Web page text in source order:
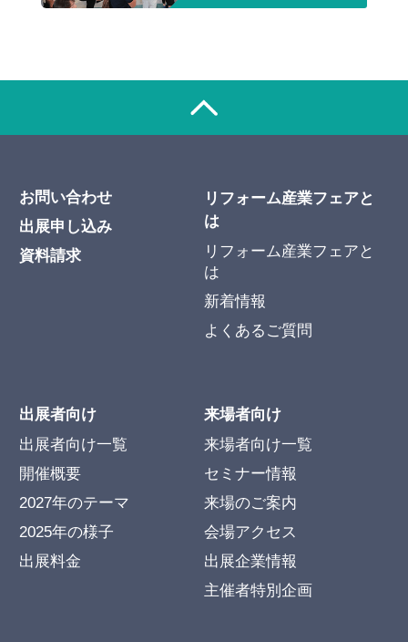
お問い合わせ
出展申し込み
資料請求
リフォーム産業フェアと
は
リフォーム産業フェアと
は
新着情報
よくあるご質問
出展者向け
出展者向け一覧
開催概要
2027年のテーマ
2025年の様子
出展料金
来場者向け
来場者向け一覧
セミナー情報
来場のご案内
会場アクセス
出展企業情報
主催者特別企画